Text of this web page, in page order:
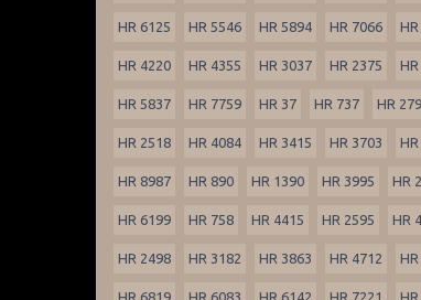
HR 6125 HR 5546 HR 5894 HR 7066
HR 4220 HR 4355 HR 3037 HR 2375
HR 5837 HR 7759 HR 37 HR 737 HR
HR 2518 HR 4084 HR 3415 HR 3703
HR 8987 HR 890 HR 1390 HR 3995 HR
HR 6199 HR 758 HR 4415 HR 2595 HR
HR 2498 HR 3182 HR 3863 HR 4712
HR 6819 HR 6083 HR 6142 HR 7221